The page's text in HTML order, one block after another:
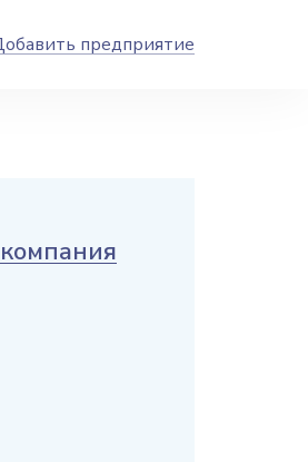
предприятие